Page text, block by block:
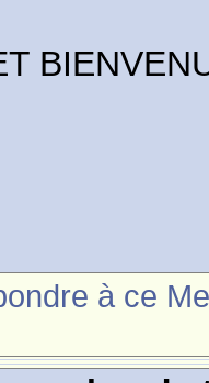
T BIENVEN
à ce